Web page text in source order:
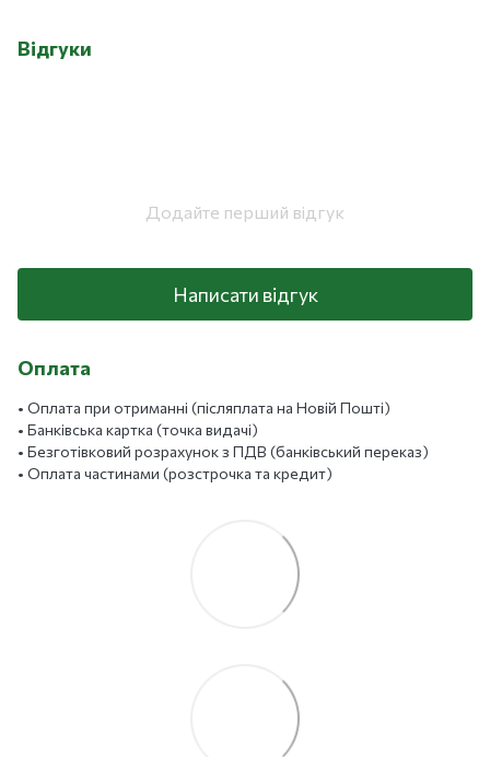
Відгуки
Додайте перший відгук
Написати відгук
Оплата
• Оплата при отриманні (післяплата на Новій Пошті)
• Банківська картка (точка видачі)
• Безготівковий розрахунок з ПДВ (банківський переказ)
• Оплата частинами (розстрочка та кредит)